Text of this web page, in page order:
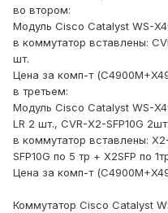
во втором:
Модуль Cisco Catalyst WS-
в коммутатор вставлены:
шт.
Цена за комп-т
в третьем:
Модуль Cisco Catalyst WS-
LR 2 шт., CVR-X2-SFP10G
в коммутатор вставлены:
SFP10G по 5 тр + X2SFP по
Цена за комп-т
Коммутатор Cisco Catalyst